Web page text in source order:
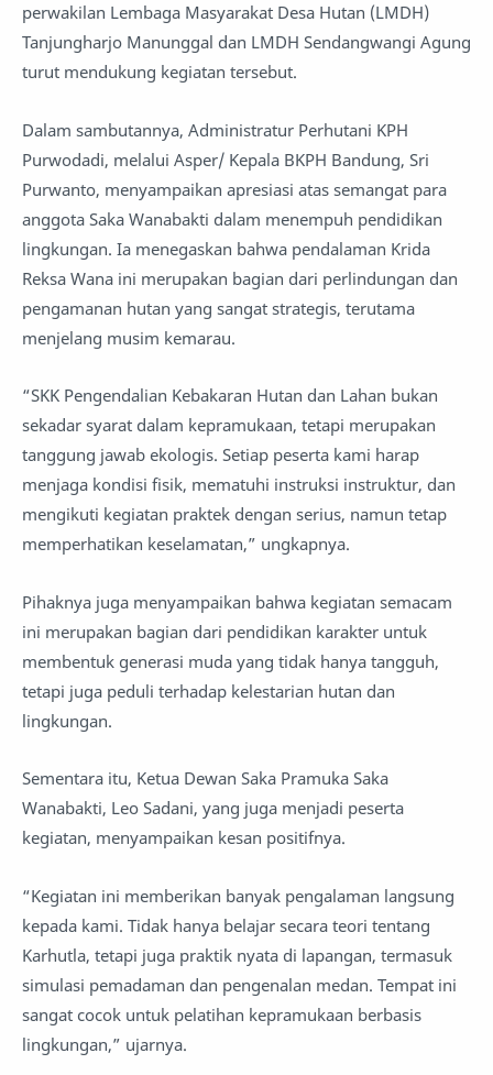
perwakilan Lembaga Masyarakat Desa Hutan (LMDH)
Tanjungharjo Manunggal dan LMDH Sendangwangi Agung
turut mendukung kegiatan tersebut.
Dalam sambutannya, Administratur Perhutani KPH
Purwodadi, melalui Asper/ Kepala BKPH Bandung, Sri
Purwanto, menyampaikan apresiasi atas semangat para
anggota Saka Wanabakti dalam menempuh pendidikan
lingkungan. Ia menegaskan bahwa pendalaman Krida
Reksa Wana ini merupakan bagian dari perlindungan dan
pengamanan hutan yang sangat strategis, terutama
menjelang musim kemarau.
“SKK Pengendalian Kebakaran Hutan dan Lahan bukan
sekadar syarat dalam kepramukaan, tetapi merupakan
tanggung jawab ekologis. Setiap peserta kami harap
menjaga kondisi fisik, mematuhi instruksi instruktur, dan
mengikuti kegiatan praktek dengan serius, namun tetap
memperhatikan keselamatan,” ungkapnya.
Pihaknya juga menyampaikan bahwa kegiatan semacam
ini merupakan bagian dari pendidikan karakter untuk
membentuk generasi muda yang tidak hanya tangguh,
tetapi juga peduli terhadap kelestarian hutan dan
lingkungan.
Sementara itu, Ketua Dewan Saka Pramuka Saka
Wanabakti, Leo Sadani, yang juga menjadi peserta
kegiatan, menyampaikan kesan positifnya.
“Kegiatan ini memberikan banyak pengalaman langsung
kepada kami. Tidak hanya belajar secara teori tentang
Karhutla, tetapi juga praktik nyata di lapangan, termasuk
simulasi pemadaman dan pengenalan medan. Tempat ini
sangat cocok untuk pelatihan kepramukaan berbasis
lingkungan,” ujarnya.